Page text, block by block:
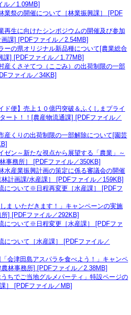
ル／1.09MB]
業祭の開催について［林業振興課］ [PDF
再生に向けたシンポジウムの開催及び参加
課] [PDFファイル／2.54MB]
ーの県オリジナル新品種について[農業総合
課] [PDFファイル／1.77MB]
産くさそてつ（こごみ）の出荷制限の一部
ファイル／34KB]
ド便】売上１０億円突破＆ふくしまプライ
ート！！[農産物流通課] [PDFファイル／
産くりの出荷制限の一部解除について[園芸
ゼン～新たな視点から展望する「農業」～
事務所］ [PDFファイル／350KB]
水産業振興計画の策定に係る審議会の開催
計画課/水産課］ [PDFファイル／159KB]
について※日程再変更［水産課］ [PDFフ
ま いただきます！」キャンペーンの実施
] [PDFファイル／292KB]
について※日程変更［水産課］ [PDFファ
について［水産課］ [PDFファイル／
会津田島アスパラを食べよう！」キャンペ
林事務所] [PDFファイル／2.38MB]
ちでご当地グルメパーティ」特設ページの
］ [PDFファイル／MB]